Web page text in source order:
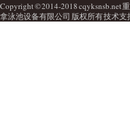
Copyright © 2014-2018 cqyksnsb.net
拿泳池设备有限公司 版权所有 技术